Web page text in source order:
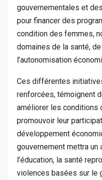
gouvernementales et
pour financer des
condition des femmes,
domaines de la santé,
l’autonomisation
Ces différentes
renforcées, témoignent
améliorer les conditions
promouvoir leur
développement
gouvernement mettra un
l’éducation, la santé
violences basées sur le